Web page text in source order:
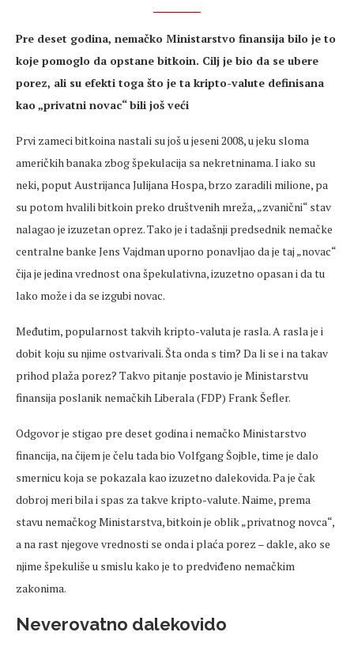
Pre deset godina, nemačko Ministarstvo finansija bilo je to
koje pomoglo da opstane bitkoin. Cilj je bio da se ubere
porez, ali su efekti toga što je ta kripto-valute definisana
kao „privatni novac“ bili još veći
Prvi zameci bitkoina nastali su još u jeseni 2008, u jeku sloma
američkih banaka zbog špekulacija sa nekretninama. I iako su
neki, poput Austrijanca Julijana Hospa, brzo zaradili milione, pa
su potom hvalili bitkoin preko društvenih mreža, „zvanični“ stav
nalagao je izuzetan oprez. Tako je i tadašnji predsednik nemačke
centralne banke Jens Vajdman uporno ponavljao da je taj „novac“
čija je jedina vrednost ona špekulativna, izuzetno opasan i da tu
lako može i da se izgubi novac.
Međutim, popularnost takvih kripto-valuta je rasla. A rasla je i
dobit koju su njime ostvarivali. Šta onda s tim? Da li se i na takav
prihod plaža porez? Takvo pitanje postavio je Ministarstvu
finansija poslanik nemačkih Liberala (FDP) Frank Šefler.
Odgovor je stigao pre deset godina i nemačko Ministarstvo
financija, na čijem je čelu tada bio Volfgang Šojble, time je dalo
smernicu koja se pokazala kao izuzetno dalekovida. Pa je čak
dobroj meri bila i spas za takve kripto-valute. Naime, prema
stavu nemačkog Ministarstva, bitkoin je oblik „privatnog novca“,
a na rast njegove vrednosti se onda i plaća porez – dakle, ako se
njime špekuliše u smislu kako je to predviđeno nemačkim
zakonima.
Neverovatno dalekovido